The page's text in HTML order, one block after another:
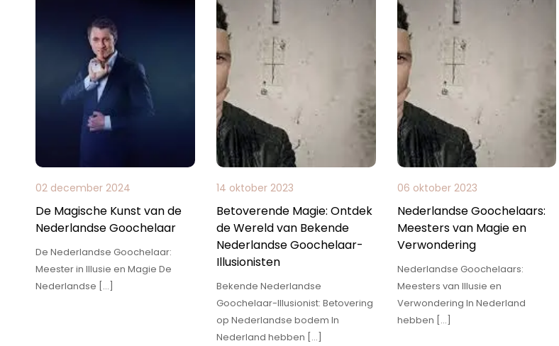
02 december 2024
De Magische Kunst van de
Nederlandse Goochelaar
De Nederlandse Goochelaar:
Meester in Illusie en Magie De
Nederlandse […]
14 oktober 2023
Betoverende Magie: Ontdek
de Wereld van Bekende
Nederlandse Goochelaar-
Illusionisten
Bekende Nederlandse
Goochelaar-Illusionist: Betovering
op Nederlandse bodem In
Nederland hebben […]
06 oktober 2023
Nederlandse Goochelaars:
Meesters van Magie en
Verwondering
Nederlandse Goochelaars:
Meesters van Illusie en
Verwondering In Nederland
hebben […]